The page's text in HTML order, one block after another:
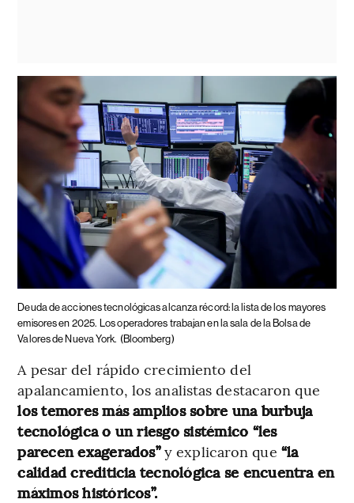
Deuda de acciones tecnológicas alcanza récord: la lista de los mayores
emisores en 2025.
Los operadores trabajan en la sala de la Bolsa de
Valores de Nueva York. (Bloomberg)
A pesar del rápido crecimiento del
apalancamiento, los analistas destacaron que
los temores más amplios sobre una burbuja
tecnológica o un riesgo sistémico “les
parecen exagerados”y explicaron que “la
calidad crediticia tecnológica se encuentra en
máximos históricos”.